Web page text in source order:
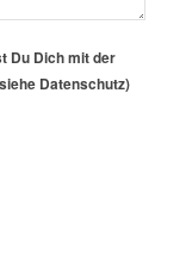
Du Dich mit der
Datenschutz)